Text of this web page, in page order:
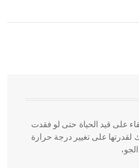
الهندسية التي ارتبطت
الشام ومصر خاصة، حيث يحرص
في الواجهات
على قيد الحياة حتى لو فقدت
لقدرتها على تغيير درجة حرارة